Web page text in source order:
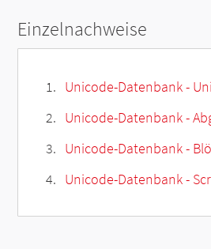
Einzelnachweise
Unicode-Datenbank -
Unicode-Datenbank -
Unicode-Datenbank -
Unicode-Datenbank -